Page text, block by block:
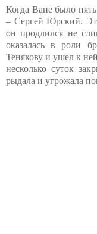
Когда Ване было
– Сергей Юрский.
он продлился не
оказалась в роли
Тенякову и ушел к
несколько суток
рыдала и угрожала